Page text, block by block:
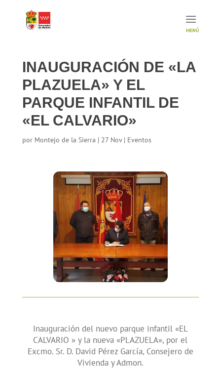
INAUGURACIÓN DE «LA
PLAZUELA» Y EL
PARQUE INFANTIL DE
«EL CALVARIO»
por Montejo de la Sierra | 27 Nov| Eventos
Inauguración del nuevo parque infantil «EL
CALVARIO » y la nueva «PLAZUELA», por el
Excmo. Sr. D. David Pérez García, Consejero de
Vivienda y Admon.